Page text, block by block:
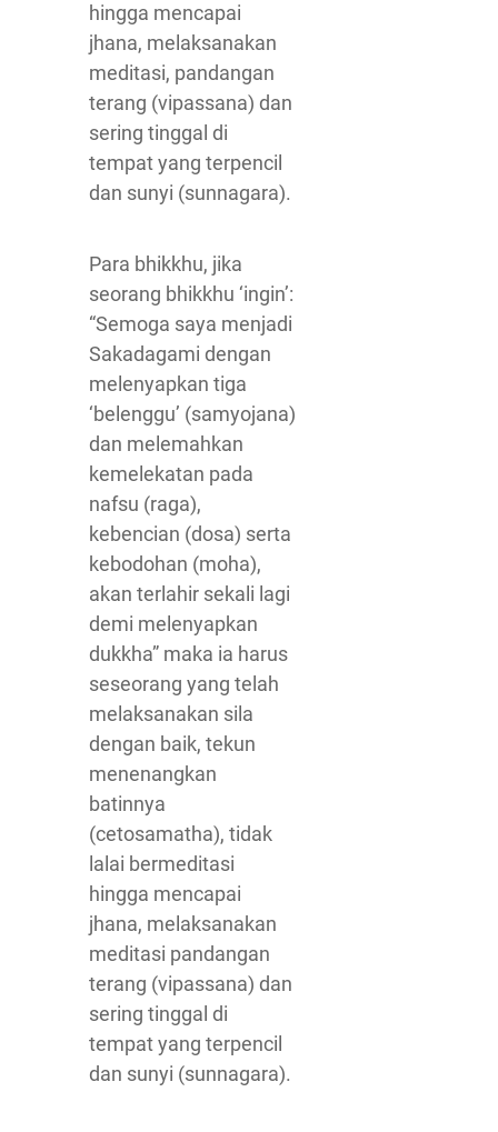
hingga mencapai
jhana, melaksanakan
meditasi, pandangan
terang (vipassana) dan
sering tinggal di
tempat yang terpencil
dan sunyi (sunnagara).
Para bhikkhu, jika
seorang bhikkhu ‘ingin’:
“Semoga saya menjadi
Sakadagami dengan
melenyapkan tiga
‘belenggu’ (samyojana)
dan melemahkan
kemelekatan pada
nafsu (raga),
kebencian (dosa) serta
kebodohan (moha),
akan terlahir sekali lagi
demi melenyapkan
dukkha” maka ia harus
seseorang yang telah
melaksanakan sila
dengan baik, tekun
menenangkan
batinnya
(cetosamatha), tidak
lalai bermeditasi
hingga mencapai
jhana, melaksanakan
meditasi pandangan
terang (vipassana) dan
sering tinggal di
tempat yang terpencil
dan sunyi (sunnagara).